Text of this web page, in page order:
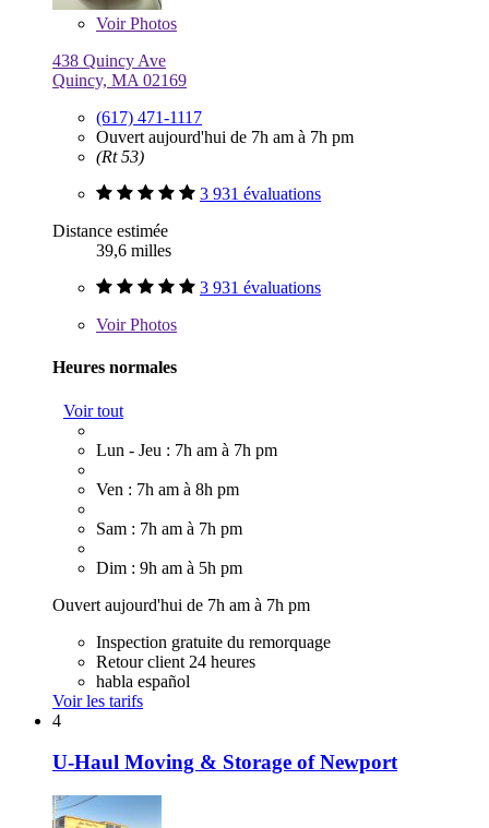
VoirPhotos
438 Quincy Ave
Quincy, MA 02169
(617) 471-1117
Ouvert aujourd'hui de 7h am à 7h pm
(Rt 53)
3 931 évaluations
Distance estimée
39,6 milles
3 931 évaluations
VoirPhotos
Heures normales
Voir tout
Lun - Jeu : 7h am à 7h pm
Ven : 7h am à 8h pm
Sam : 7h am à 7h pm
Dim : 9h am à 5h pm
Ouvert aujourd'hui de 7h am à 7h pm
Inspection gratuite du remorquage
Retour client 24 heures
habla español
Voir les tarifs
4
U-Haul Moving & Storage of Newport